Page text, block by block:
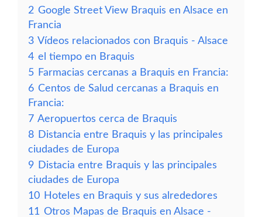
2 Google Street View Braquis en Alsace en
Francia
3 Vídeos relacionados con Braquis - Alsace
4 el tiempo en Braquis
5 Farmacias cercanas a Braquis en Francia:
6 Centos de Salud cercanas a Braquis en
Francia:
7 Aeropuertos cerca de Braquis
8 Distancia entre Braquis y las principales
ciudades de Europa
9 Distacia entre Braquis y las principales
ciudades de Europa
10 Hoteles en Braquis y sus alrededores
11 Otros Mapas de Braquis en Alsace -